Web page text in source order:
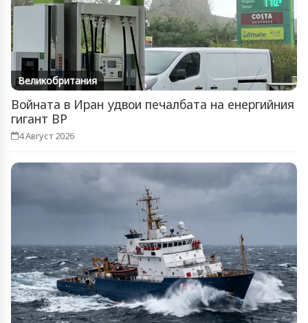
Великобритания
Войната в Иран удвои печалбата на енергийния
гигант BP
4 Август 2026